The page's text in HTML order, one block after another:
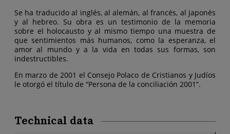
Se ha traducido al inglés, al alemán, al francés, al japonés
y al hebreo. Su obra es un testimonio de la memoria
sobre el holocausto y al mismo tiempo una muestra de
que sentimientos más humanos, como la esperanza, el
amor al mundo y a la vida en todas sus formas, son
indestructibles.
En marzo de 2001 el Consejo Polaco de Cristianos y Judíos
le otorgó el título de “Persona de la conciliación 2001”.
Technical data